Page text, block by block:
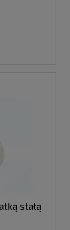
stałą